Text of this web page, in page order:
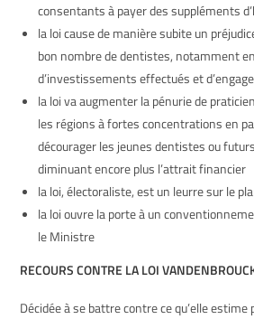
consentants à payer des suppléments
la loi cause de manière subite un
bon nombre de dentistes, notamment
d’investissements effectués et
la loi va augmenter la pénurie de
les régions à fortes concentrations en
décourager les jeunes dentistes ou
diminuant encore plus l’attrait financier
la loi, électoraliste, est un leurre sur le
la loi ouvre la porte à un
le Ministre
RECOURS CONTRE LA LOI
Décidée à se battre contre ce qu’elle